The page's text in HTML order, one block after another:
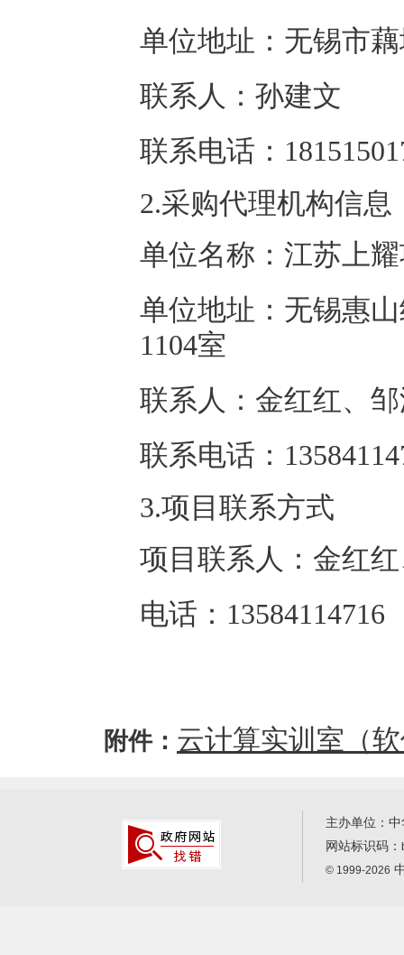
单位地址：无锡市
联系人：孙建文
联系电话：
2.采购代理机构信息
单位名称：江苏上
单位地址：无锡惠
1104室
联系人：金红红、
联系电话：
3.项目联系方式
项目联系人：金红
电话：13584114716
附件： 云计算实训室（
主办单位：
网站标识码：
© 1999-2026